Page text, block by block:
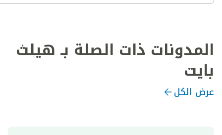
المدونات ذات الصلة بـ هيلث
بايت
عرض الكل